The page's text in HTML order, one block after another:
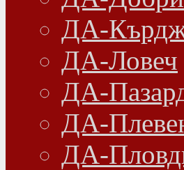
ДА-
ДА-Ловеч
ДА-
ДА-
ДА-